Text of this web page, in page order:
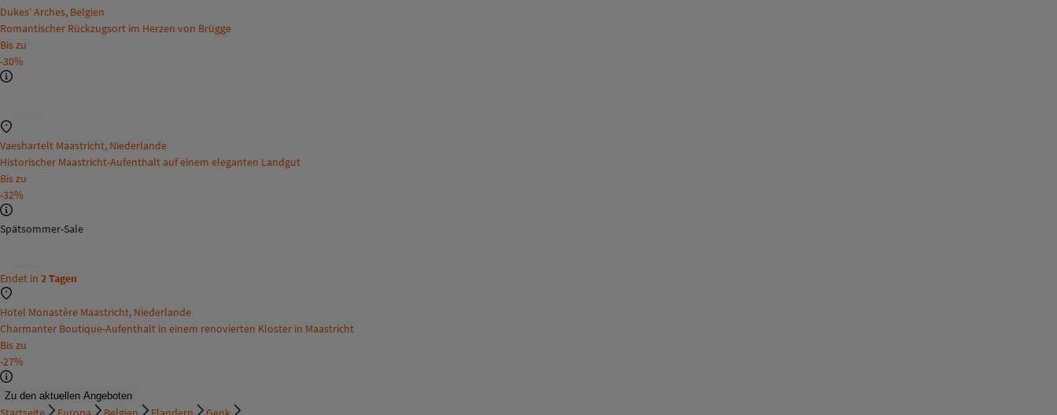
Dukes’ Arches, Belgien
Romantischer Rückzugsort im Herzen von Brügge
Bis zu
-30%
Vaeshartelt Maastricht, Niederlande
Historischer Maastricht-Aufenthalt auf einem eleganten Landgut
Bis zu
-32%
Spätsommer-Sale
Endet in 2 Tagen
Hotel Monastère Maastricht, Niederlande
Charmanter Boutique-Aufenthalt in einem renovierten Kloster in Maastricht
Bis zu
-27%
Zu den aktuellen Angeboten